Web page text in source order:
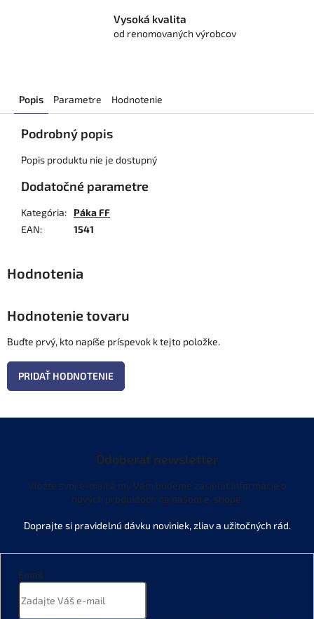
Vysoká kvalita
od renomovaných výrobcov
Popis Parametre Hodnotenie
Podrobný popis
Popis produktu nie je dostupný
Dodatočné parametre
Kategória:
Páka FF
EAN: 1541
Hodnotenie tovaru
Buďte prvý, kto napíše príspevok k tejto položke.
PRIDAŤ HODNOTENIE
Odoberať newsletter
Vložte svoj e-mail a my Vám budeme zasielať informácie o
nových produktoch na našom e-shope.
Email